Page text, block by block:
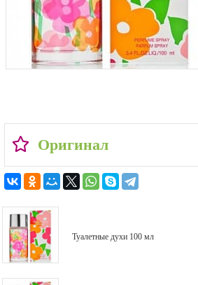
Оригинал
Туалетные духи 100 мл